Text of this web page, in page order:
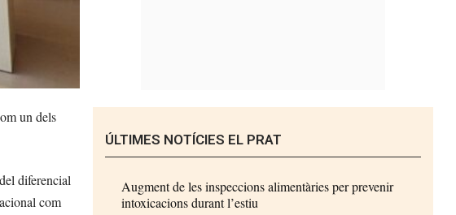
un dels
diferencial
com
ÚLTIMES NOTÍCIES EL PRAT
Augment de les inspeccions alimentàries per prevenir
intoxicacions durant l’estiu